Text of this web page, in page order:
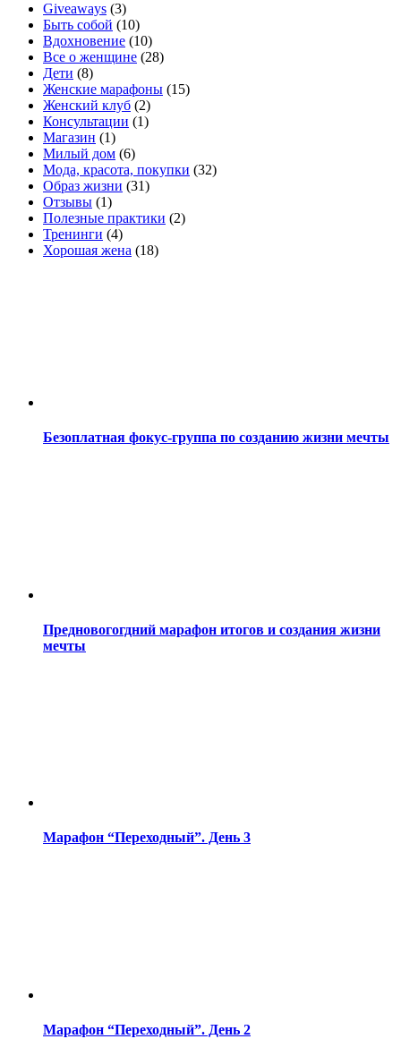
Giveaways (3)
Быть собой (10)
Вдохновение (10)
Все о женщине (28)
Дети (8)
Женские марафоны (15)
Женский клуб (2)
Консультации (1)
Магазин (1)
Милый дом (6)
Мода, красота, покупки (32)
Образ жизни (31)
Отзывы (1)
Полезные практики (2)
Тренинги (4)
Хорошая жена (18)
Безоплатная фокус-группа по созданию жизни мечты
Предновогогдний марафон итогов и создания жизни
мечты
Марафон “Переходный”. День 3
Марафон “Переходный”. День 2